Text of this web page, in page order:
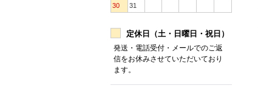
30
31
定休日（土・日曜日・祝日）
発送・電話受付・メールでのご返
信をお休みさせていただいており
ます。